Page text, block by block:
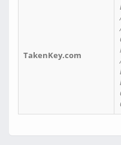
TakenKey.com